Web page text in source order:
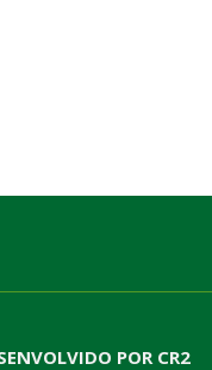
POR CR2